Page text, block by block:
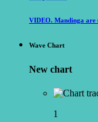
VIDEO. Mandinga are
Wave Chart
New chart
1